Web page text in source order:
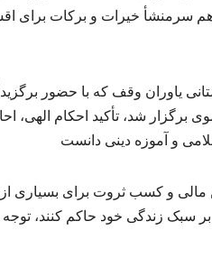
و هم سرمنشأ خیرات و برکات برای
یاوران وقف که با حضور
برگزار شد، تأکید احکام الهی،
و آموزه دینی دانست
تأمین مالی و کسب ثروت برای
سبک زندگی خود حاکم کنند، توجه